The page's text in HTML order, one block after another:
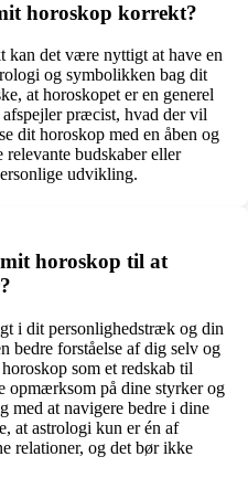
horoskop korrekt?
kan det være nyttigt at have en
og symbolikken bag dit
at horoskopet er en generel
præcist, hvad der vil
dit horoskop med en åben og
budskaber eller
udvikling.
horoskop til at
i dit personlighedstræk og din
bedre forståelse af dig selv og
som et redskab til
opmærksom på dine styrker og
med at navigere bedre i dine
at astrologi kun er én af
relationer, og det bør ikke